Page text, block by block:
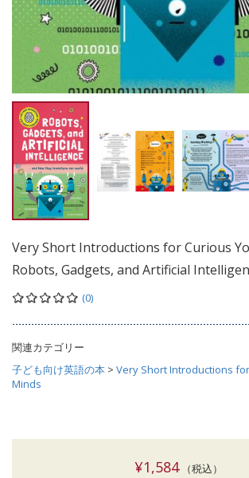
Very Short Introductions for Curious
Robots, Gadgets, and Artificial
(0)
関連カテゴリー
子ども向け英語の本 > Very Short Introductions
Minds
¥1,584（税込）